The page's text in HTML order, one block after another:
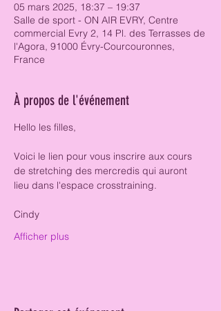
05 mars 2025, 18:37 – 19:37
Salle de sport - ON AIR EVRY, Centre
commercial Evry 2, 14 Pl. des Terrasses de
l'Agora, 91000 Évry-Courcouronnes,
France
À propos de l'événement
Hello les filles,
Voici le lien pour vous inscrire aux cours
de stretching des mercredis qui auront
lieu dans l'espace crosstraining.
Cindy
Afficher plus